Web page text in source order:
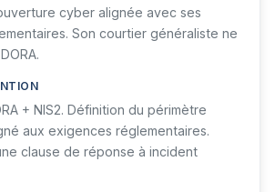
cyber alignée avec ses
Son courtier généraliste ne
+ NIS2. Définition du périmètre
aux exigences réglementaires.
clause de réponse à incident